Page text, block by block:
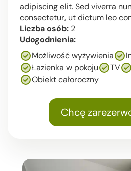
adipiscing elit. Sed viverra
consectetur, ut dictum leo
Liczba osób: 2
Udogodnienia:
Możliwość wyżywienia
Łazienka w pokoju
TV
Obiekt całoroczny
Chcę